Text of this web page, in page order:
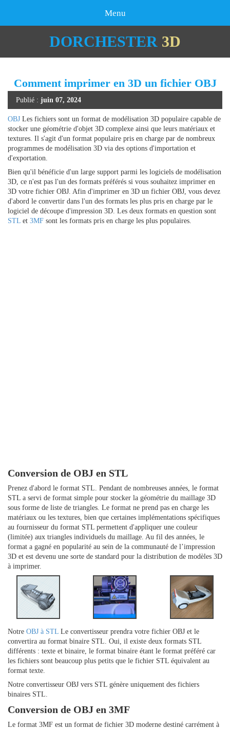
Menu
DORCHESTER 3D
Comment imprimer en 3D un fichier OBJ
Publié : juin 07, 2024
OBJ Les fichiers sont un format de modélisation 3D populaire capable de
stocker une géométrie d'objet 3D complexe ainsi que leurs matériaux et
textures. Il s'agit d'un format populaire pris en charge par de nombreux
programmes de modélisation 3D via des options d'importation et
d'exportation.
Bien qu'il bénéficie d'un large support parmi les logiciels de modélisation
3D, ce n'est pas l'un des formats préférés si vous souhaitez imprimer en
3D votre fichier OBJ. Afin d'imprimer en 3D un fichier OBJ, vous devez
d'abord le convertir dans l'un des formats les plus pris en charge par le
logiciel de découpe d'impression 3D. Les deux formats en question sont
STL et 3MF sont les formats pris en charge les plus populaires.
Conversion de OBJ en STL
Prenez d'abord le format STL. Pendant de nombreuses années, le format
STL a servi de format simple pour stocker la géométrie du maillage 3D
sous forme de liste de triangles. Le format ne prend pas en charge les
matériaux ou les textures, bien que certaines implémentations spécifiques
au fournisseur du format STL permettent d'appliquer une couleur
(limitée) aux triangles individuels du maillage. Au fil des années, le
format a gagné en popularité au sein de la communauté de l’impression
3D et est devenu une sorte de standard pour la distribution de modèles 3D
à imprimer.
Notre OBJ à STL Le convertisseur prendra votre fichier OBJ et le
convertira au format binaire STL. Oui, il existe deux formats STL
différents : texte et binaire, le format binaire étant le format préféré car
les fichiers sont beaucoup plus petits que le fichier STL équivalent au
format texte.
Notre convertisseur OBJ vers STL génère uniquement des fichiers
binaires STL.
Conversion de OBJ en 3MF
Le format 3MF est un format de fichier 3D moderne destiné carrément à